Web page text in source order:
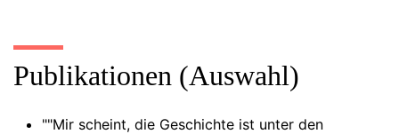
Publikationen (Auswahl)
""Mir scheint, die Geschichte ist unter den